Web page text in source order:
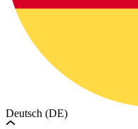
Deutsch (DE)